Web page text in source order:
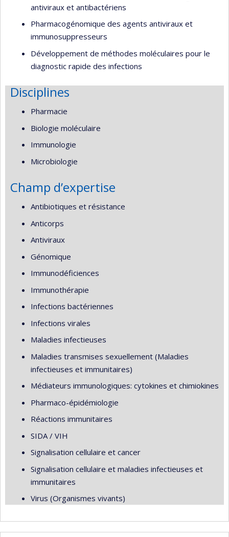
antiviraux et antibactériens
Pharmacogénomique des agents antiviraux et
immunosuppresseurs
Développement de méthodes moléculaires pour le
diagnostic rapide des infections
Disciplines
Pharmacie
Biologie moléculaire
Immunologie
Microbiologie
Champ d’expertise
Antibiotiques et résistance
Anticorps
Antiviraux
Génomique
Immunodéficiences
Immunothérapie
Infections bactériennes
Infections virales
Maladies infectieuses
Maladies transmises sexuellement (Maladies
infectieuses et immunitaires)
Médiateurs immunologiques: cytokines et chimiokines
Pharmaco-épidémiologie
Réactions immunitaires
SIDA / VIH
Signalisation cellulaire et cancer
Signalisation cellulaire et maladies infectieuses et
immunitaires
Virus (Organismes vivants)